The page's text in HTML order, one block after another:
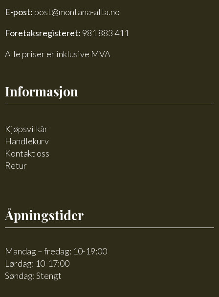
E-post: post@montana-alta.no
Foretaksregisteret: 981 883 411
Alle priser er inklusive MVA
Informasjon
Kjøpsvilkår
Handlekurv
Kontakt oss
Retur
Åpningstider
Mandag – fredag: 10-19:00
Lørdag: 10-17:00
Søndag: Stengt